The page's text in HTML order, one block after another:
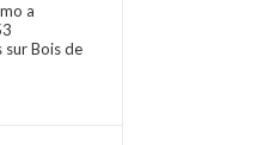
a
sur Bois de